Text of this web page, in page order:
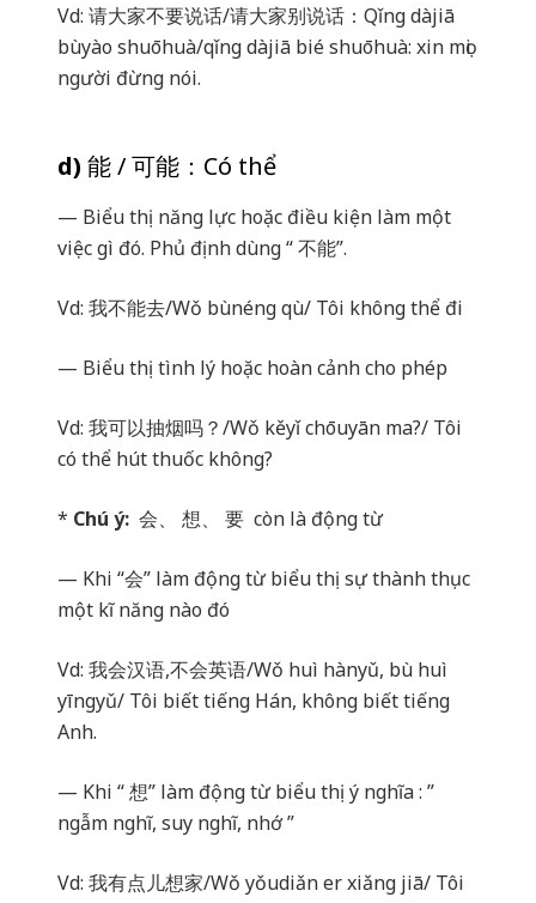
Vd: 请大家不要说话/请大家别说话 ： Qǐng dàjiā
bùyào shuōhuà/qǐng dàjiā bié shuōhuà: xin mọi
người đừng nói.
d) 能/可能： Có thể
— Biểu thị năng lực hoặc điều kiện làm một
việc gì đó. Phủ định dùng “不能”.
Vd: 我不能去/Wǒ bùnéng qù/ Tôi không thể đi
— Biểu thị tình lý hoặc hoàn cảnh cho phép
Vd: 我可以抽烟吗？/Wǒ kěyǐ chōuyān ma?/ Tôi
có thể hút thuốc không?
* Chú ý: 会、 想、 要 còn là động từ
— Khi “会” làm động từ biểu thị sự thành thục
một kĩ năng nào đó
Vd: 我会汉语,不会英语/Wǒ huì hànyǔ, bù huì
yīngyǔ/ Tôi biết tiếng Hán, không biết tiếng
Anh.
— Khi “想” làm động từ biểu thị ý nghĩa : ”
ngẫm nghĩ, suy nghĩ, nhớ ”
Vd: 我有点儿想家/Wǒ yǒudiǎn er xiǎng jiā/ Tôi